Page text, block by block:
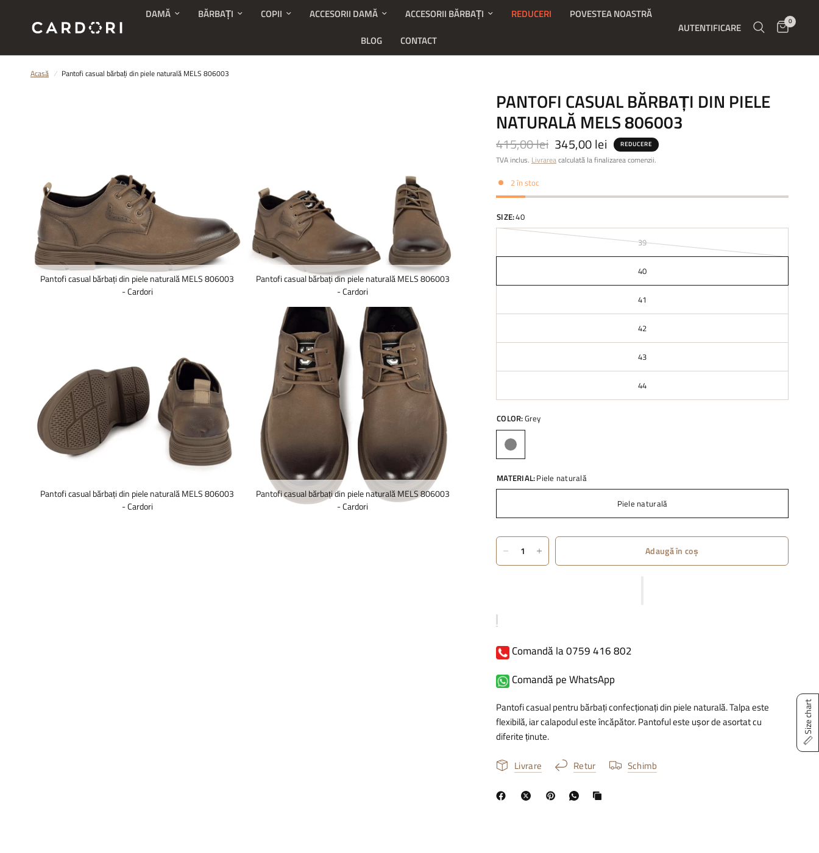
DAMĂ BĂRBAȚI COPII ACCESORII DAMĂ ACCESORII BĂRBAȚI REDUCERI
POVESTEA NOASTRĂ
BLOG
CONTACT
AUTENTIFICARE 0
Acasă / Pantofi casual bărbați din piele naturală MELS 806003
Pantofi casual bărbați din piele naturală MELS 806003
- Cardori
Pantofi casual bărbați din piele naturală MELS 806003
- Cardori
Pantofi casual bărbați din piele naturală MELS 806003
- Cardori
Pantofi casual bărbați din piele naturală MELS 806003
- Cardori
PANTOFI CASUAL BĂRBAȚI DIN PIELE
NATURALĂ MELS 806003
415,00 lei 345,00 lei REDUCERE
TVA inclus. Livrareacalculată la finalizarea comenzii.
2 în stoc
SIZE:40
39
40
41
42
43
44
COLOR:Grey
MATERIAL:Piele naturală
Piele naturală
Adaugă în coș
Comandă la 0759 416 802
Comandă pe WhatsApp
Pantofi casual pentru bărbați confecționați din piele naturală. Talpa este
flexibilă, iar calapodul este încăpător. Pantoful este ușor de asortat cu
diferite ținute.
Livrare Retur Schimb
Size chart